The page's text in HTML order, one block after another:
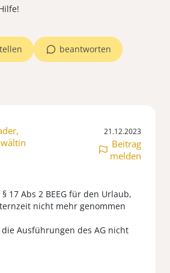
beantworten
21.12.2023
Beitrag
melden
17 Abs 2 BEEG für den Urlaub,
nicht mehr genommen
Ausführungen des AG nicht